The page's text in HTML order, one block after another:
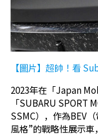
【圖片】超帥！看
2023年在「Japan
「SUBARU SPORT
SSMC），作為BEV
風格”的戰略性展示車